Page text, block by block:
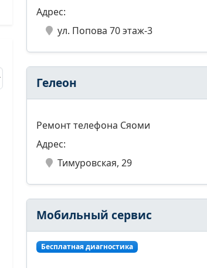
Адрес:
ул. Попова 70 этаж-3
Гелеон
Ремонт телефона Сяоми
Адрес:
Тимуровская, 29
Мобильный сервис
Бесплатная диагностика